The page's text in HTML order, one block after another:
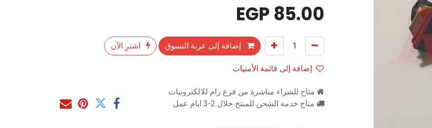
85.00
إضافة إلى عربة التسوق
اشترِ الآن
إضافة إلى قائمة الأمنيات
متاح للشراء مباشرة من فرع رام للالكترونيات
متاح خدمة الشحن للمنتج خلال 2-3 ايام عمل